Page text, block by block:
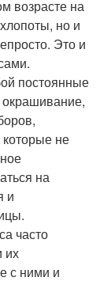
возрасте на
но и
Это и
постоянные
которые не
на
и
часто
их
с ними и